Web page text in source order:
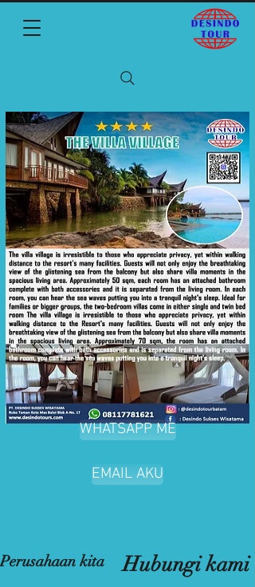
WHATSAPP ME
EMAIL AKU
Hubungi kami
Perusahaan kita